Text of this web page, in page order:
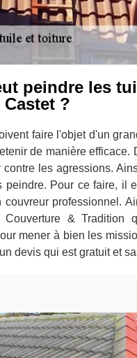
peindre les
Castet ?
faire l'objet d'un
de manière efficace.
contre les agressions.
peindre. Pour ce faire, il
couvreur professionnel.
Couverture & Tradition
mener à bien les
devis qui est gratuit et